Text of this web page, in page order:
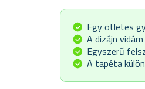
Egy ötletes
A dizájn
Egyszerű
A tapéta